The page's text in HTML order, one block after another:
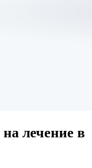
на лечение в